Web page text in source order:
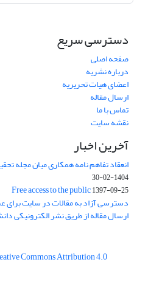
دسترسی سریع
صفحه اصلی
درباره نشریه
اعضای هیات تحریریه
ارسال مقاله
تماس با ما
نقشه سایت
آخرین اخبار
انعقاد تفاهم نامه همکاری میان مجله
1404-02-30
Free access to the public1397-09-25
دسترسی آزاد به مقالات در سایت برای
ارسال مقاله از طریق نشر الکترونیکی
Commons Attribution 4.0